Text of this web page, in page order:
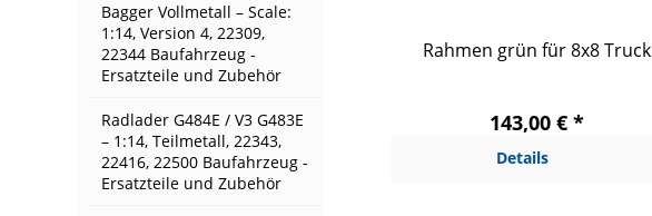
Bagger Vollmetall – Scale:
1:14, Version 4, 22309,
22344 Baufahrzeug -
Ersatzteile und Zubehör
Radlader G484E / V3 G483E
– 1:14, Teilmetall, 22343,
22416, 22500 Baufahrzeug -
Ersatzteile und Zubehör
Rahmen grün für 8x8 Truck
143,00 € *
Details